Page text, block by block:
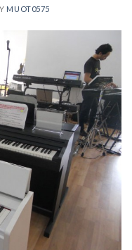
MUOT0575